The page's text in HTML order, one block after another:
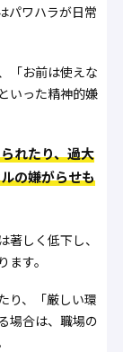
パワハラが日常
「お前は使えな
いった精神的嫌
れたり、過大
の嫌がらせも
しく低下し、
す。
り、「厳しい環
場合は、職場の